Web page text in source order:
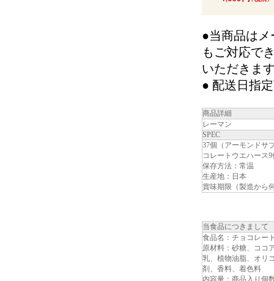
●当商品は
もご対応で
いただきま
● 配送日指
商品詳細
レーマン
SPEC
37個（アーモンドサ
コレートウエハース
保存方法：常温
生産地：日本
賞味期限（製造から
当食品につきまして
食品名：チョコレー
原材料：砂糖、ココ
乳、植物油脂、オリ
剤、香料、着色料
内容量：商品入り個